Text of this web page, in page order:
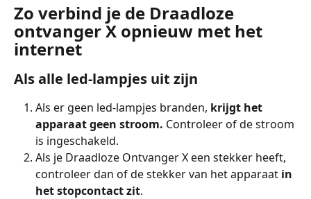
Zo verbind je de Draadloze
ontvanger X opnieuw met het
internet
Als alle led-lampjes uit zijn
Als er geen led-lampjes branden, krijgt het
apparaat geen stroom. Controleer of de stroom
is ingeschakeld.
Als je Draadloze Ontvanger X een stekker heeft,
controleer dan of de stekker van het apparaat in
het stopcontact zit.